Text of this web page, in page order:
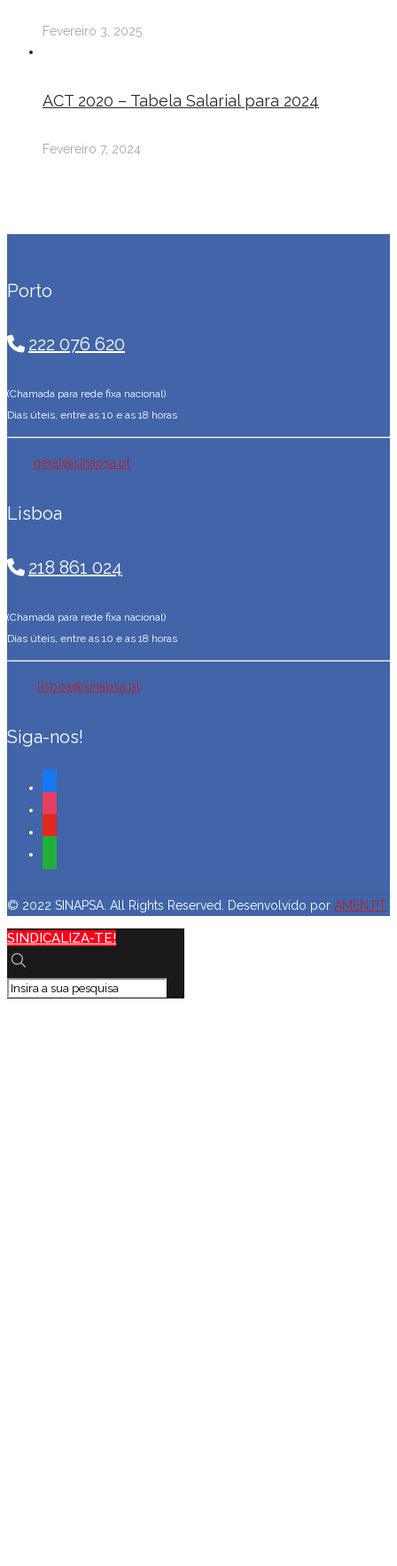
Fevereiro 3, 2025
ACT 2020 – Tabela Salarial para 2024
Fevereiro 7, 2024
Porto
222 076 620
(Chamada para rede fixa nacional)
Dias úteis, entre as 10 e as 18 horas
geral@sinapsa.pt
Lisboa
218 861 024
(Chamada para rede fixa nacional)
Dias úteis, entre as 10 e as 18 horas
lisboa@sinapsa.pt
Siga-nos!
© 2022 SINAPSA. All Rights Reserved. Desenvolvido por AMEN.PT
SINDICALIZA-TE!